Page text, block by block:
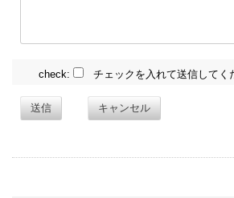
check: チェックを入れて送信してく
送信 キャンセル